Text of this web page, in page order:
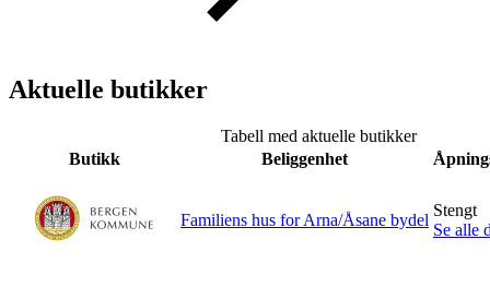
Aktuelle butikker
Tabell med aktuelle butikker
Butikk
Beliggenhet
Familiens hus for Arna/Åsane bydel
Stengt
Se alle